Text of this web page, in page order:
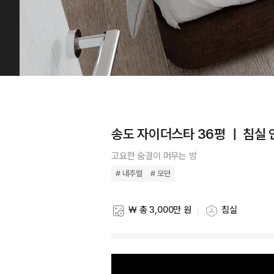
송도 자이더스타 36평 ㅣ 침실
고요한 숨결이 머무는 방
# 내추럴 # 모던
스타일링 비용
₩ 총 3,000만 원
스타일링 공간
침실